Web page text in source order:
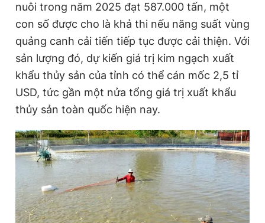
nuôi trong năm 2025 đạt 587.000 tấn, một
con số được cho là khả thi nếu năng suất vùng
quảng canh cải tiến tiếp tục được cải thiện. Với
sản lượng đó, dự kiến giá trị kim ngạch xuất
khẩu thủy sản của tỉnh có thể cán mốc 2,5 tỉ
USD, tức gần một nửa tổng giá trị xuất khẩu
thủy sản toàn quốc hiện nay.